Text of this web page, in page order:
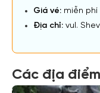
Giá vé: miễn phí
Địa chỉ: vul.
Các địa